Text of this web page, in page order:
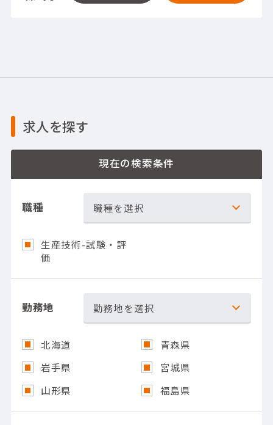
求人を探す
現在の検索条件
職種 職種を選択
生産技術-試験・評
価
勤務地 勤務地を選択
北海道
青森県
岩手県
宮城県
山形県
福島県